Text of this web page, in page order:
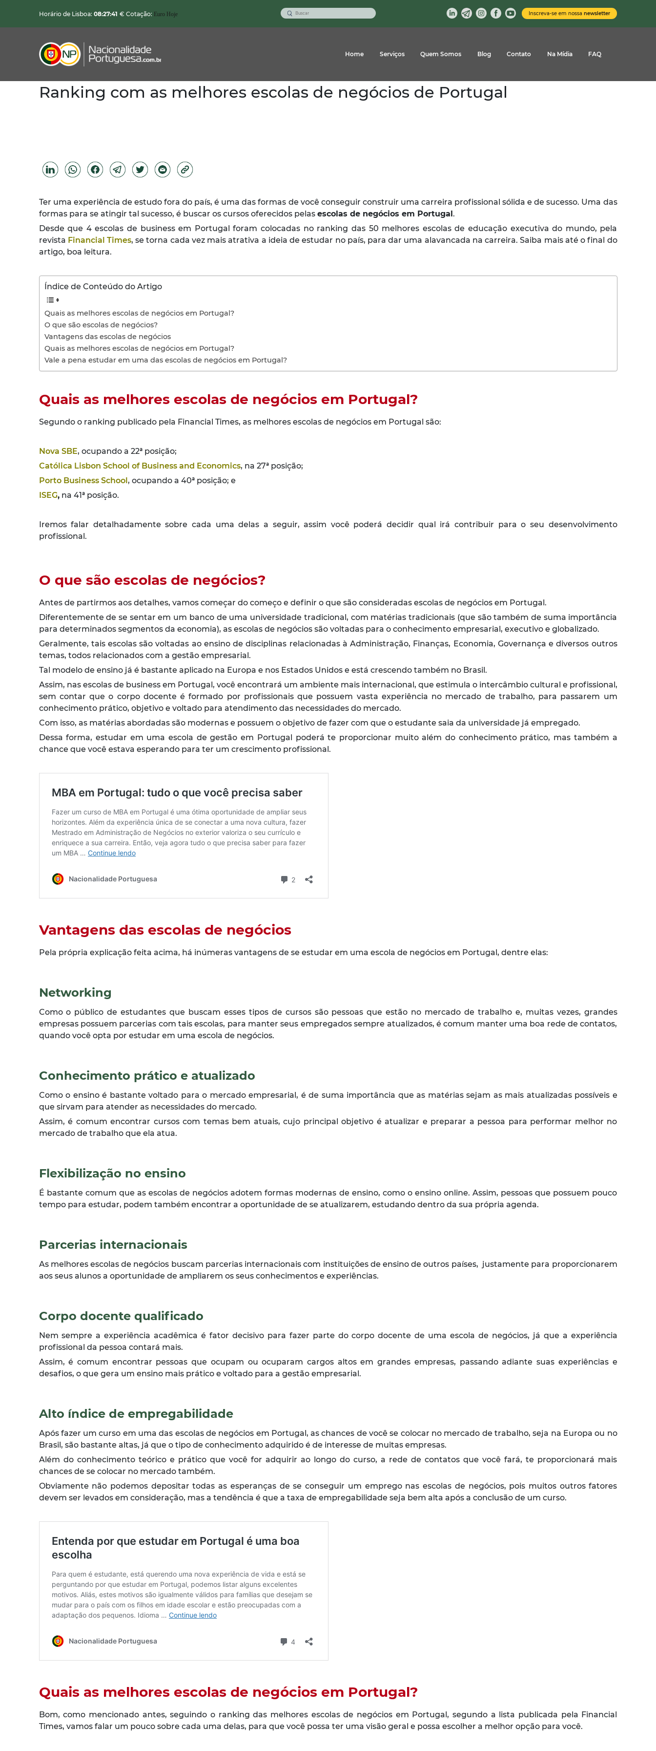
Horário de Lisboa: 08:27:42 € Cotação:Euro Hoje Inscreva-se em nossa newsletter
Home Serviços Quem Somos Blog Contato Na Mídia FAQ
Nacionalidade Portuguesa
Demais Serviços
Vistos Temporários
Ranking com as melhores escolas de negócios de Portugal
Ter uma experiência de estudo fora do país, é uma das formas de você conseguir construir uma carreira profissional sólida e de sucesso. Uma das
formas para se atingir tal sucesso, é buscar os cursos oferecidos pelas escolas de negócios em Portugal.
Desde que 4 escolas de business em Portugal foram colocadas no ranking das 50 melhores escolas de educação executiva do mundo, pela
revista Financial Times, se torna cada vez mais atrativa a ideia de estudar no país, para dar uma alavancada na carreira. Saiba mais até o final do
artigo, boa leitura.
Índice de Conteúdo do Artigo
Quais as melhores escolas de negócios em Portugal?
O que são escolas de negócios?
Vantagens das escolas de negócios
Quais as melhores escolas de negócios em Portugal?
Vale a pena estudar em uma das escolas de negócios em Portugal?
Quais as melhores escolas de negócios em Portugal?
Segundo o ranking publicado pela Financial Times, as melhores escolas de negócios em Portugal são:
Nova SBE, ocupando a 22ª posição;
Católica Lisbon School of Business and Economics, na 27ª posição;
Porto Business School, ocupando a 40ª posição; e
ISEG,na 41ª posição.
Iremos falar detalhadamente sobre cada uma delas a seguir, assim você poderá decidir qual irá contribuir para o seu desenvolvimento
profissional.
O que são escolas de negócios?
Antes de partirmos aos detalhes, vamos começar do começo e definir o que são consideradas escolas de negócios em Portugal.
Diferentemente de se sentar em um banco de uma universidade tradicional, com matérias tradicionais (que são também de suma importância
para determinados segmentos da economia), as escolas de negócios são voltadas para o conhecimento empresarial, executivo e globalizado.
Geralmente, tais escolas são voltadas ao ensino de disciplinas relacionadas à Administração, Finanças, Economia, Governança e diversos outros
temas, todos relacionados com a gestão empresarial.
Tal modelo de ensino já é bastante aplicado na Europa e nos Estados Unidos e está crescendo também no Brasil.
Assim, nas escolas de business em Portugal, você encontrará um ambiente mais internacional, que estimula o intercâmbio cultural e profissional,
sem contar que o corpo docente é formado por profissionais que possuem vasta experiência no mercado de trabalho, para passarem um
conhecimento prático, objetivo e voltado para atendimento das necessidades do mercado.
Com isso, as matérias abordadas são modernas e possuem o objetivo de fazer com que o estudante saia da universidade já empregado.
Dessa forma, estudar em uma escola de gestão em Portugal poderá te proporcionar muito além do conhecimento prático, mas também a
chance que você estava esperando para ter um crescimento profissional.
Vantagens das escolas de negócios
Pela própria explicação feita acima, há inúmeras vantagens de se estudar em uma escola de negócios em Portugal, dentre elas:
Networking
Como o público de estudantes que buscam esses tipos de cursos são pessoas que estão no mercado de trabalho e, muitas vezes, grandes
empresas possuem parcerias com tais escolas, para manter seus empregados sempre atualizados, é comum manter uma boa rede de contatos,
quando você opta por estudar em uma escola de negócios.
Conhecimento prático e atualizado
Como o ensino é bastante voltado para o mercado empresarial, é de suma importância que as matérias sejam as mais atualizadas possíveis e
que sirvam para atender as necessidades do mercado.
Assim, é comum encontrar cursos com temas bem atuais, cujo principal objetivo é atualizar e preparar a pessoa para performar melhor no
mercado de trabalho que ela atua.
Flexibilização no ensino
É bastante comum que as escolas de negócios adotem formas modernas de ensino, como o ensino online. Assim, pessoas que possuem pouco
tempo para estudar, podem também encontrar a oportunidade de se atualizarem, estudando dentro da sua própria agenda.
Parcerias internacionais
As melhores escolas de negócios buscam parcerias internacionais com instituições de ensino de outros países, justamente para proporcionarem
aos seus alunos a oportunidade de ampliarem os seus conhecimentos e experiências.
Corpo docente qualificado
Nem sempre a experiência acadêmica é fator decisivo para fazer parte do corpo docente de uma escola de negócios, já que a experiência
profissional da pessoa contará mais.
Assim, é comum encontrar pessoas que ocupam ou ocuparam cargos altos em grandes empresas, passando adiante suas experiências e
desafios, o que gera um ensino mais prático e voltado para a gestão empresarial.
Alto índice de empregabilidade
Após fazer um curso em uma das escolas de negócios em Portugal, as chances de você se colocar no mercado de trabalho, seja na Europa ou no
Brasil, são bastante altas, já que o tipo de conhecimento adquirido é de interesse de muitas empresas.
Além do conhecimento teórico e prático que você for adquirir ao longo do curso, a rede de contatos que você fará, te proporcionará mais
chances de se colocar no mercado também.
Obviamente não podemos depositar todas as esperanças de se conseguir um emprego nas escolas de negócios, pois muitos outros fatores
devem ser levados em consideração, mas a tendência é que a taxa de empregabilidade seja bem alta após a conclusão de um curso.
Quais as melhores escolas de negócios em Portugal?
Bom, como mencionado antes, seguindo o ranking das melhores escolas de negócios em Portugal, segundo a lista publicada pela Financial
Times, vamos falar um pouco sobre cada uma delas, para que você possa ter uma visão geral e possa escolher a melhor opção para você.